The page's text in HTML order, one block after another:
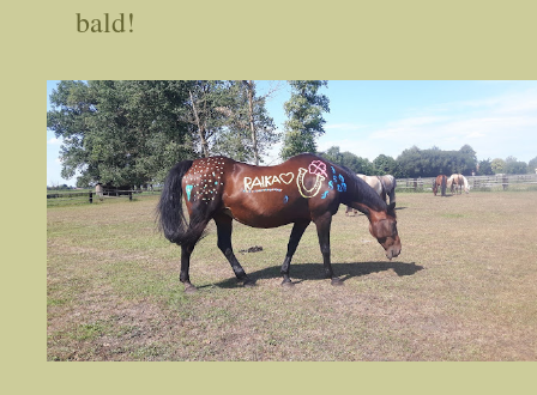
bald!